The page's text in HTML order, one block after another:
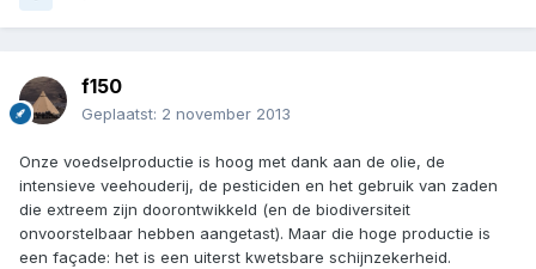
f150
Geplaatst: 2 november 2013
Onze voedselproductie is hoog met dank aan de olie, de
intensieve veehouderij, de pesticiden en het gebruik van zaden
die extreem zijn doorontwikkeld (en de biodiversiteit
onvoorstelbaar hebben aangetast). Maar die hoge productie is
een façade: het is een uiterst kwetsbare schijnzekerheid.